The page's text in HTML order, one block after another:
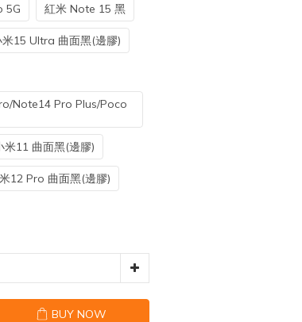
5G 紅米 Note 15 黑
米15 Ultra 曲面黑(邊膠)
Note14 Pro Plus/Poco
米11 曲面黑(邊膠)
12 Pro 曲面黑(邊膠)
BUY NOW